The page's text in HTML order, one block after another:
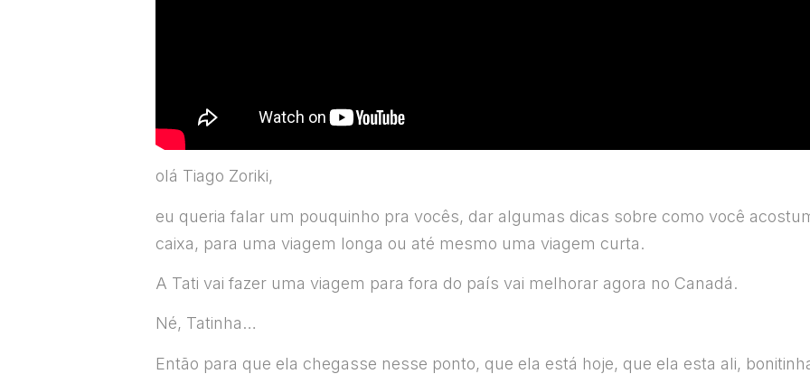
olá Tiago Zoriki,
eu queria falar um pouquinho pra vocês, dar algumas dicas sobre como você
caixa, para uma viagem longa ou até mesmo uma viagem curta.
A Tati vai fazer uma viagem para fora do país vai melhorar agora no Canadá.
Né, Tatinha…
Então para que ela chegasse nesse ponto, que ela está hoje, que ela esta ali,